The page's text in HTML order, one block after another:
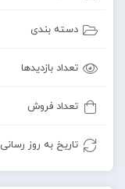
دسته بندی
تعداد بازدیدها
تعداد فروش
تاریخ به روز رسانی